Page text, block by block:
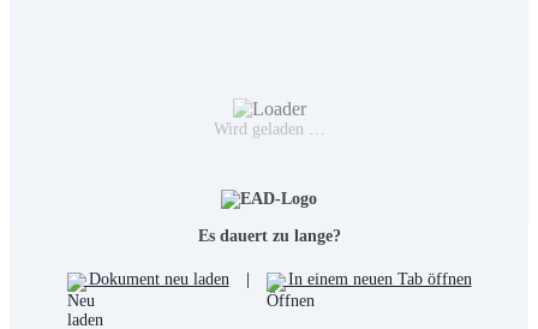
Wird geladen …
Es dauert zu lange?
Dokument neu laden | In einem neuen Tab öffnen